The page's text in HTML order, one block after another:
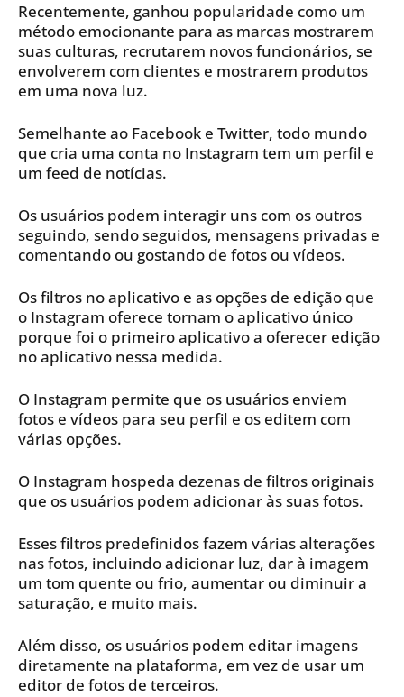
Recentemente, ganhou popularidade como um
método emocionante para as marcas mostrarem
suas culturas, recrutarem novos funcionários, se
envolverem com clientes e mostrarem produtos
em uma nova luz.
Semelhante ao Facebook e Twitter, todo mundo
que cria uma conta no Instagram tem um perfil e
um feed de notícias.
Os usuários podem interagir uns com os outros
seguindo, sendo seguidos, mensagens privadas e
comentando ou gostando de fotos ou vídeos.
Os filtros no aplicativo e as opções de edição que
o Instagram oferece tornam o aplicativo único
porque foi o primeiro aplicativo a oferecer edição
no aplicativo nessa medida.
O Instagram permite que os usuários enviem
fotos e vídeos para seu perfil e os editem com
várias opções.
O Instagram hospeda dezenas de filtros originais
que os usuários podem adicionar às suas fotos.
Esses filtros predefinidos fazem várias alterações
nas fotos, incluindo adicionar luz, dar à imagem
um tom quente ou frio, aumentar ou diminuir a
saturação, e muito mais.
Além disso, os usuários podem editar imagens
diretamente na plataforma, em vez de usar um
editor de fotos de terceiros.